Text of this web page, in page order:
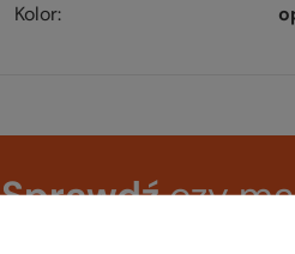
Kolor
Sprawdźczy